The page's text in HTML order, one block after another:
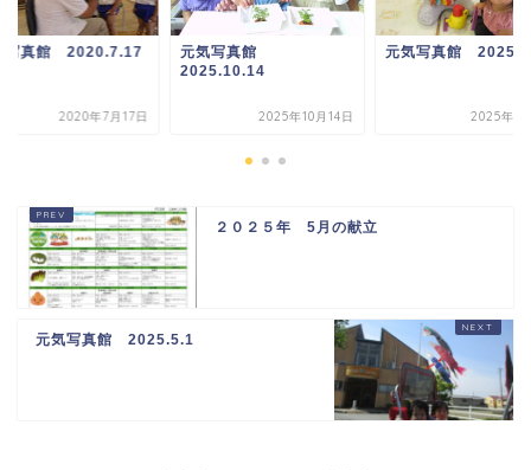
写真館 2020.7.17
2020年7月17日
元気写真館
2025.10.14
2025年10月14日
元気写真館
2025年7
２０２５年 5月の献立
元気写真館 2025.5.1